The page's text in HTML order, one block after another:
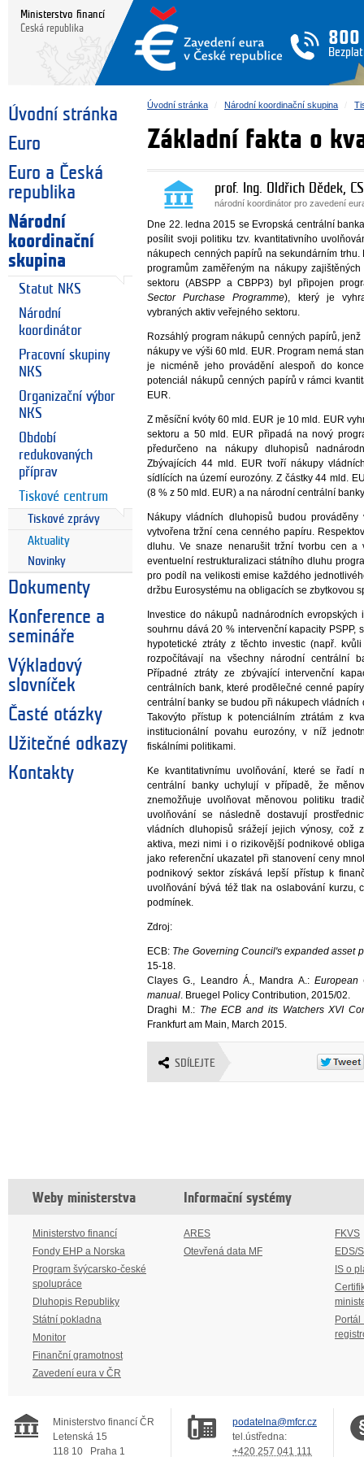
Ministerstvo financí
Česká republika
800
Úvodní stránka
Euro
Euro a Česká
republika
Národní
koordinační
skupina
Statut NKS
Národní
koordinátor
Pracovní skupiny
NKS
Organizační výbor
NKS
Období
redukovaných
příprav
Tiskové centrum
Tiskové zprávy
Aktuality
Novinky
Dokumenty
Konference a
semináře
Výkladový
slovníček
Časté otázky
Užitečné odkazy
Kontakty
Úvodní stránka Národní koordinační skupina
Základní fakta o
prof. Ing. Oldřich Dědek,
národní koordinátor pro zavedení
Dne 22. ledna 2015 se Evropská centrální
posílit svoji politiku tzv. kvantitativního
nákupech cenných papírů na sekundárním trhu.
programům zaměřeným na nákupy
sektoru (ABSPP a CBPP3) byl připojen
Sector Purchase Programme), který je
vybraných aktiv veřejného sektoru.
Rozsáhlý program nákupů cenných papírů,
nákupy ve výši 60 mld. EUR. Program nemá
je nicméně jeho provádění alespoň do
potenciál nákupů cenných papírů v rámci
EUR.
Z měsíční kvóty 60 mld. EUR je 10 mld. EUR
sektoru a 50 mld. EUR připadá na nový
předurčeno na nákupy dluhopisů
Zbývajících 44 mld. EUR tvoří nákupy
sídlících na území eurozóny. Z částky 44 mld.
(8 % z 50 mld. EUR) a na národní centrální
Nákupy vládních dluhopisů budou
vytvořena tržní cena cenného papíru.
dluhu. Ve snaze nenarušit tržní tvorbu cen
eventuelní restrukturalizaci státního dluhu
pro podíl na velikosti emise každého
držbu Eurosystému na obligacích se zbytkovou
Investice do nákupů nadnárodních
souhrnu dává 20 % intervenční kapacity PSPP,
hypotetické ztráty z těchto investic (např.
rozpočítávají na všechny národní centrální
Případné ztráty ze zbývající intervenční
centrálních bank, které prodělečné cenné
centrální banky se budou při nákupech
Takovýto přístup k potenciálním ztrátám z
institucionální povahu eurozóny, v níž
fiskálními politikami.
Ke kvantitativnímu uvolňování, které se řadí
centrální banky uchylují v případě, že
znemožňuje uvolňovat měnovou politiku
uvolňování se následně dostavují
vládních dluhopisů srážejí jejich výnosy, což
aktiva, mezi nimi i o rizikovější podnikové
jako referenční ukazatel při stanovení ceny
podnikový sektor získává lepší přístup k
uvolňování bývá též tlak na oslabování kurzu,
podmínek.
Zdroj:
ECB: The Governing Council's expanded asset
15-18.
Clayes G., Leandro Á., Mandra A.:European
manual. Bruegel Policy Contribution, 2015/02.
Draghi M.: The ECB and its Watchers XVI
Frankfurt am Main, March 2015.
SDÍLEJTE
Weby ministerstva
Ministerstvo financí
Fondy EHP a Norska
Program švýcarsko-české
spolupráce
Dluhopis Republiky
Státní pokladna
Monitor
Finanční gramotnost
Zavedení eura v ČR
Informační systémy
ARES
Otevřená data MF
FKVS
EDS/
IS o
Portál
Ministerstvo financí ČR
Letenská 15
118 10
Praha 1
podatelna@mfcr.cz
tel.ústředna:
+420 257 041 111